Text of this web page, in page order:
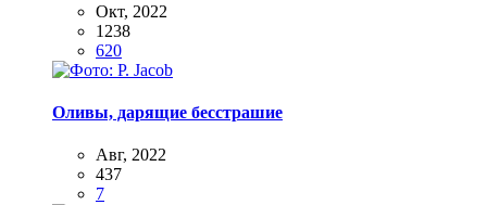
Окт, 2022
1238
620
Оливы, дарящие бесстрашие
Авг, 2022
437
7